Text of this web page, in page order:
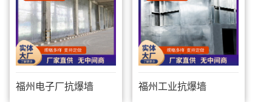
福州电子厂抗爆墙 福州工业抗爆墙